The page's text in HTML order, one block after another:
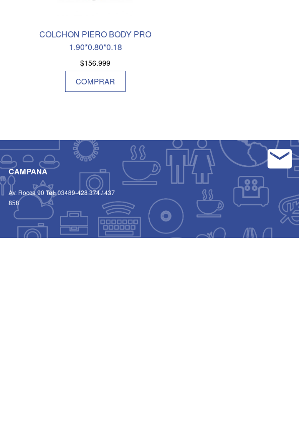
COLCHON PIERO BODY PRO
1.90*0.80*0.18
$156.999
COMPRAR
CAMPANA
Av. Rocca 90Tel:03489-428 374/437
858